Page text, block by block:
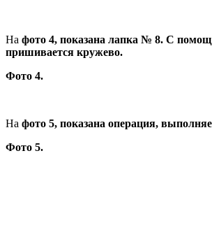
На фото 4, показана лапка № 8. С
пришивается кружево.
Фото 4.
На фото 5, показана операция,
Фото 5.